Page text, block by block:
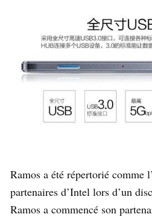
Ramos a été répertorié comme
partenaires d’Intel lors d’un
Ramos a commencé son